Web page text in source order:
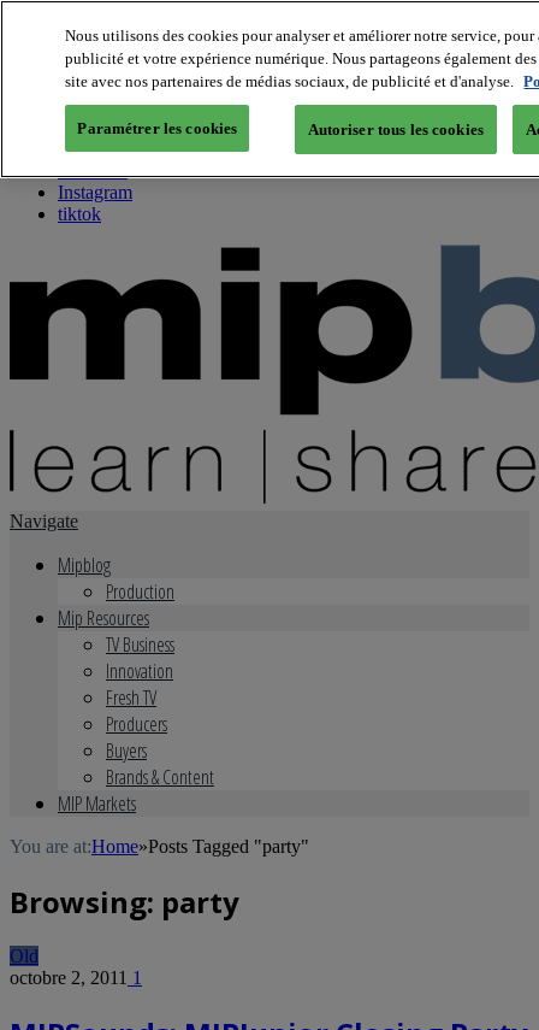
About us
Twitter
Facebook
Youtube
Instagram
tiktok
Navigate
Mipblog
Production
Mip Resources
TV Business
Innovation
Fresh TV
Producers
Buyers
Brands & Content
MIP Markets
You are at:Home»Posts Tagged "party"
Browsing: party
Old
octobre 2, 2011 1
Nous utilisons des cookies pour analyser et améliorer notre service,
publicité et votre expérience numérique. Nous partageons également
site avec nos partenaires de médias sociaux, de publicité et d'analyse.
Paramétrer les cookies Autoriser tous les cookies